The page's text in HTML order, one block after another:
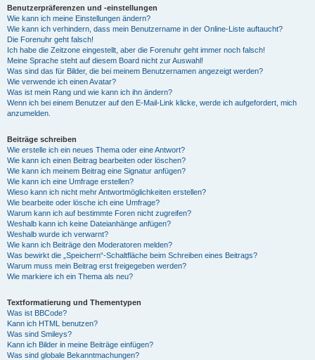
Benutzerpräferenzen und -einstellungen
Wie kann ich meine Einstellungen ändern?
Wie kann ich verhindern, dass mein Benutzername in der Online-Liste auftaucht?
Die Forenuhr geht falsch!
Ich habe die Zeitzone eingestellt, aber die Forenuhr geht immer noch falsch!
Meine Sprache steht auf diesem Board nicht zur Auswahl!
Was sind das für Bilder, die bei meinem Benutzernamen angezeigt werden?
Wie verwende ich einen Avatar?
Was ist mein Rang und wie kann ich ihn ändern?
Wenn ich bei einem Benutzer auf den E-Mail-Link klicke, werde ich aufgefordert, mich
anzumelden.
Beiträge schreiben
Wie erstelle ich ein neues Thema oder eine Antwort?
Wie kann ich einen Beitrag bearbeiten oder löschen?
Wie kann ich meinem Beitrag eine Signatur anfügen?
Wie kann ich eine Umfrage erstellen?
Wieso kann ich nicht mehr Antwortmöglichkeiten erstellen?
Wie bearbeite oder lösche ich eine Umfrage?
Warum kann ich auf bestimmte Foren nicht zugreifen?
Weshalb kann ich keine Dateianhänge anfügen?
Weshalb wurde ich verwarnt?
Wie kann ich Beiträge den Moderatoren melden?
Was bewirkt die „Speichern“-Schaltfläche beim Schreiben eines Beitrags?
Warum muss mein Beitrag erst freigegeben werden?
Wie markiere ich ein Thema als neu?
Textformatierung und Thementypen
Was ist BBCode?
Kann ich HTML benutzen?
Was sind Smileys?
Kann ich Bilder in meine Beiträge einfügen?
Was sind globale Bekanntmachungen?